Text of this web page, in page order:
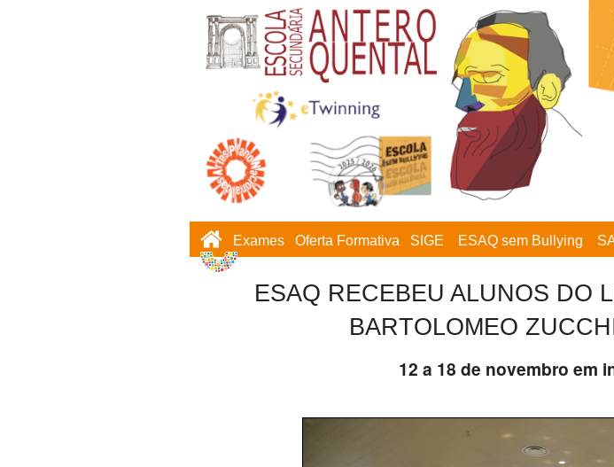
Exames Oferta Formativa SIGE ESAQ sem Bullying
ESAQ RECEBEU ALUNOS DO
BARTOLOMEO
12 a 18 de novembro em